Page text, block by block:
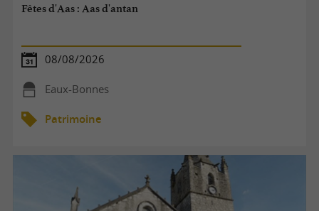
Fêtes d'Aas : Aas d'antan
08/08/2026
Eaux-Bonnes
Patrimoine